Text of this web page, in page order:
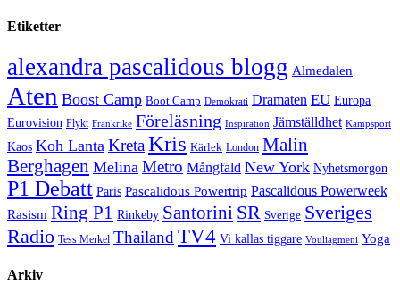
Etiketter
alexandra pascalidous blogg Almedalen
Aten Boost Camp Boot Camp Demokrati Dramaten EU Europa
Eurovision Flykt Frankrike Föreläsning Inspiration Jämställdhet Kampsport
Kaos Koh Lanta KretaKris Kärlek London Malin
Berghagen Melina Metro Mångfald New York Nyhetsmorgon
P1 Debatt Paris Pascalidous Powertrip Pascalidous Powerweek
Rasism Ring P1 Rinkeby Santorini SR Sverige Sveriges
Radio Tess Merkel Thailand TV4 Vi kallas tiggare Vouliagmeni Yoga
Arkiv